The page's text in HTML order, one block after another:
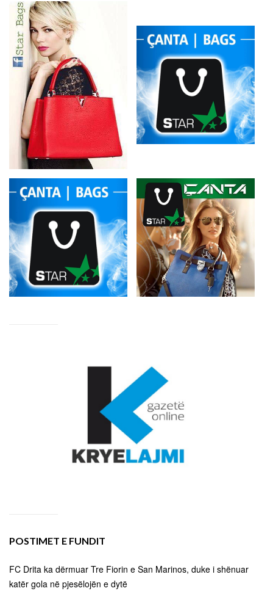
POSTIMET E FUNDIT
FC Drita ka dërmuar Tre Fiorin e San Marinos, duke i shënuar
katër gola në pjesëlojën e dytë